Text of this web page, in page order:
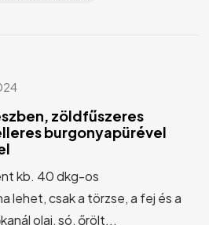
zöldfűszeres
burgonyapürével
kb. 40 dkg-os
lehet, csak a törzse, a fej és a
olaj, só, őrölt...